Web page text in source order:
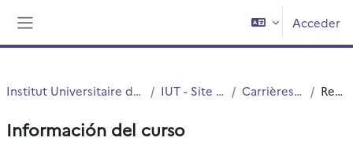
Acceder
Institut Universitaire de Technologie (IUT) IUT - Site de Roubaix Carrières Juridiques Resumen
Información del curso